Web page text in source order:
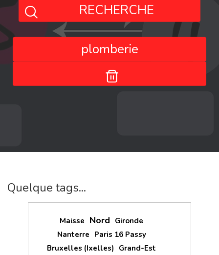
RECHERCHE
plomberie
Quelque tags...
Maisse Nord Gironde
Nanterre Paris 16 Passy
Bruxelles (Ixelles) Grand-Est